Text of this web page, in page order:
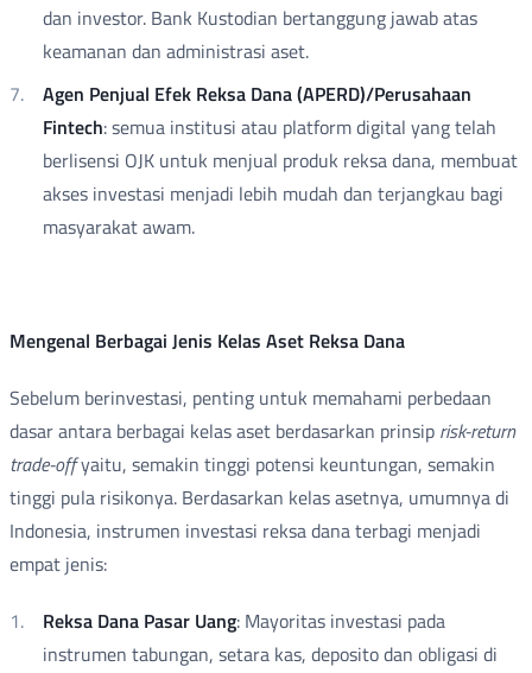
dan investor. Bank Kustodian bertanggung jawab atas
keamanan dan administrasi aset.
Agen Penjual Efek Reksa Dana (APERD)/Perusahaan
Fintech: semua institusi atau platform digital yang telah
berlisensi OJK untuk menjual produk reksa dana, membuat
akses investasi menjadi lebih mudah dan terjangkau bagi
masyarakat awam.
Mengenal Berbagai Jenis Kelas Aset Reksa Dana
Sebelum berinvestasi, penting untuk memahami perbedaan
dasar antara berbagai kelas aset berdasarkan prinsip risk-return
trade-offyaitu, semakin tinggi potensi keuntungan, semakin
tinggi pula risikonya. Berdasarkan kelas asetnya, umumnya di
Indonesia, instrumen investasi reksa dana terbagi menjadi
empat jenis:
Reksa Dana Pasar Uang: Mayoritas investasi pada
instrumen tabungan, setara kas, deposito dan obligasi di